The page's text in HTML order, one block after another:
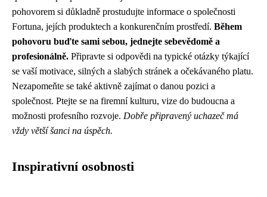
pohovorem si důkladně prostudujte informace o společnosti
Fortuna, jejích produktech a konkurenčním prostředí. Během
pohovoru buďte sami sebou, jednejte sebevědomě a
profesionálně. Připravte si odpovědi na typické otázky týkající
se vaší motivace, silných a slabých stránek a očekávaného platu.
Nezapomeňte se také aktivně zajímat o danou pozici a
společnost. Ptejte se na firemní kulturu, vize do budoucna a
možnosti profesního rozvoje. Dobře připravený uchazeč má
vždy větší šanci na úspěch.
Inspirativní osobnosti